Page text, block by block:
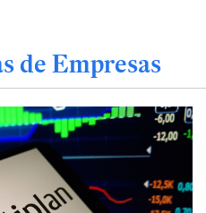
de Empresas